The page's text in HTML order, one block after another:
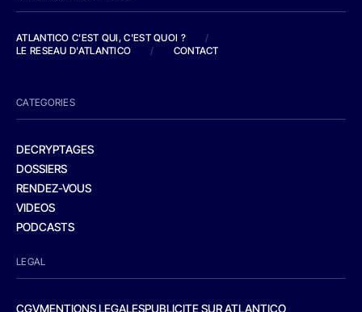
ATLANTICO C'EST QUI, C'EST QUOI ?
/
LE RESEAU D'ATLANTICO
/ CONTACT
CATEGORIES
DECRYPTAGES
DOSSIERS
RENDEZ-VOUS
VIDEOS
PODCASTS
LEGAL
CGVMENTIONS LEGALESPUBLICITE SUR ATLANTICO